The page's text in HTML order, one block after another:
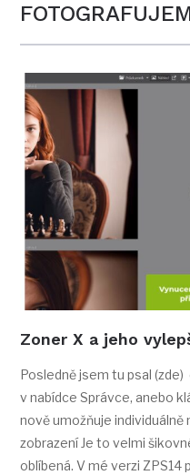
Zoner X a jeho
Posledně jsem tu psal
v nabídce Správce, anebo
nově umožňuje
zobrazení Je to velmi
oblíbená. V mé verzi ZPS14